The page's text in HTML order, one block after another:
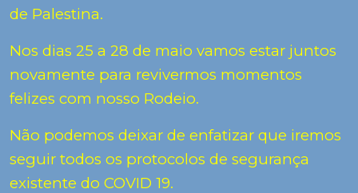
de Palestina.
Nos dias 25 a 28 de maio vamos estar juntos
novamente para revivermos momentos
felizes com nosso Rodeio.
Não podemos deixar de enfatizar que iremos
seguir todos os protocolos de segurança
existente do COVID 19.